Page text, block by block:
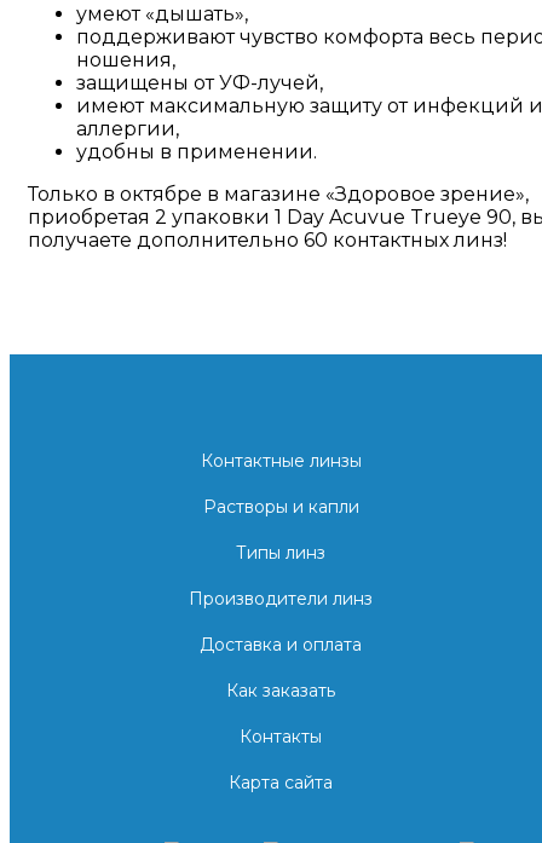
умеют «дышать»,
поддерживают чувство комфорта весь
ношения,
защищены от УФ-лучей,
имеют максимальную защиту от инфекций и
аллергии,
удобны в применении.
Только в октябре в магазине «Здоровое зрение»,
приобретая 2 упаковки 1 Day Acuvue Trueye 90,
получаете дополнительно 60 контактных линз!
Контактные линзы
Растворы и капли
Типы линз
Производители линз
Доставка и оплата
Как заказать
Контакты
Карта сайта